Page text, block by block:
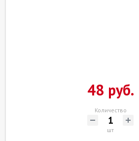
48 руб.
Количество
шт